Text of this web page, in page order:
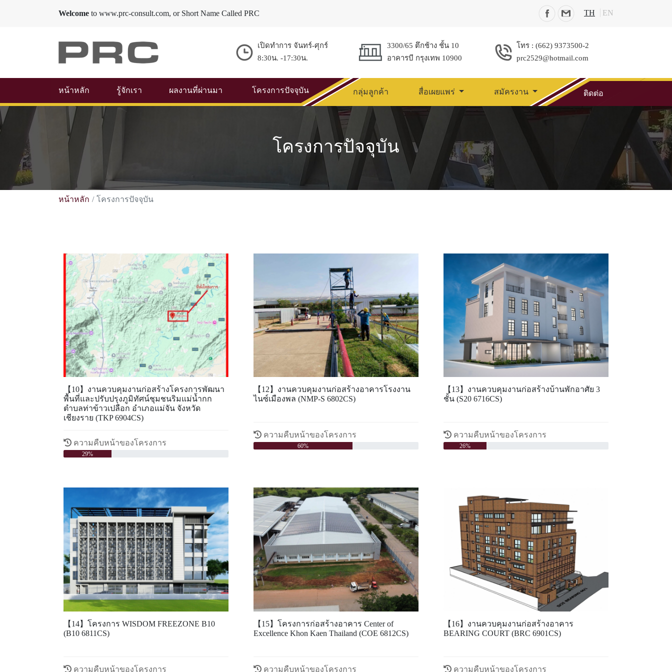
Welcome to www.prc-consult.com, or Short Name Called PRC TH EN
เปิดทำการ จันทร์-ศุกร์
8:30น. -17:30น.
3300/65 ตึกช้าง ชั้น 10
อาคารบี กรุงเทพ 10900
โทร : (662) 9373500-2
prc2529@hotmail.com
หน้าหลัก รู้จักเรา ผลงานที่ผ่านมา โครงการปัจจุบัน กลุ่มลูกค้า สื่อเผยแพร่ สมัครงาน ติดต่อ
โครงการปัจจุบัน
หน้าหลัก โครงการปัจจุบัน
ดูข้อมูลเพิ่มเติม
【10】งานควบคุมงานก่อสร้างโครงการพัฒนา
พื้นที่และปรับปรุงภูมิทัศน์ชุมชนริมแม่น้ำกก
ตำบลท่าข้าวเปลือก อำเภอแม่จัน จังหวัด
เชียงราย (TKP 6904CS)
ความคืบหน้าของโครงการ
29%
ดูข้อมูลเพิ่มเติม
【12】งานควบคุมงานก่อสร้างอาคารโรงงาน
ไนซ์เมืองพล (NMP-S 6802CS)
ความคืบหน้าของโครงการ
60%
【13】งานควบคุมงานก่อสร้างบ้านพักอาศัย 3
ชั้น (S20 6716CS)
ความคืบหน้าของโครงการ
26%
【14】โครงการ WISDOM FREEZONE B10
(B10 6811CS)
ความคืบหน้าของโครงการ
【15】โครงการก่อสร้างอาคาร Center of
Excellence Khon Kaen Thailand (COE 6812CS)
ความคืบหน้าของโครงการ
【16】งานควบคุมงานก่อสร้างอาคาร
BEARING COURT (BRC 6901CS)
ความคืบหน้าของโครงการ